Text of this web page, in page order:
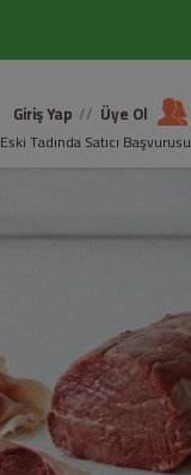
Giriş Yap // Üye Ol
Eski Tadında Satıcı Başvurusu